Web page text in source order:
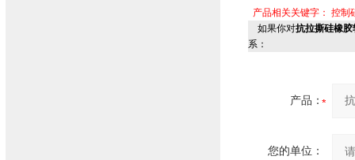
产品相关关键字： 控制
如果你对抗拉撕硅橡胶
系：
产品：
您的单位：